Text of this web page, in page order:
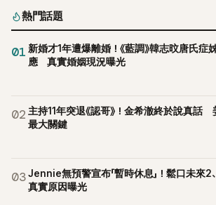
熱門話題
01 新婚才1年遭爆離婚！《藍調》韓志旼唐氏症
應 真實婚姻現況曝光
02 主持11年突退《認哥》！金希澈終於說真話
最大關鍵
03Jennie無預警宣布「暫時休息」！鬆口未來2
真實原因曝光